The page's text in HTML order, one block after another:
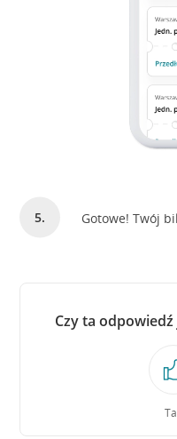
Gotowe! Twój
Czy ta